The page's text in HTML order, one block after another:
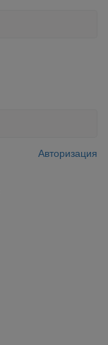
Авторизация